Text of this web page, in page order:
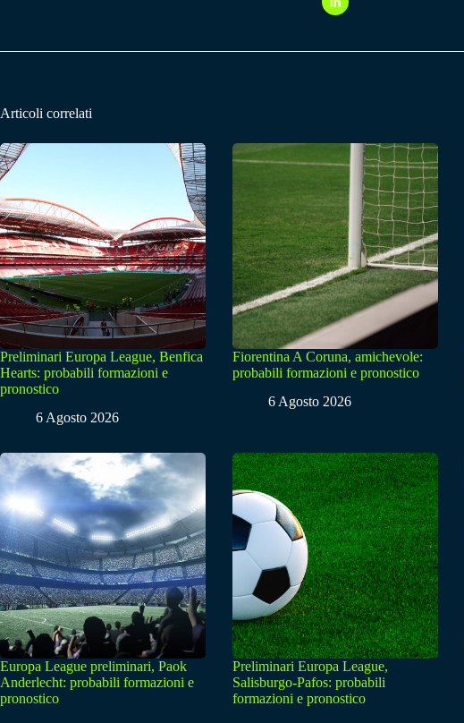
Articoli correlati
Preliminari Europa League, Benfica
Hearts: probabili formazioni e
pronostico
6 Agosto 2026
Fiorentina A Coruna, amichevole:
probabili formazioni e pronostico
6 Agosto 2026
Europa League preliminari, Paok
Anderlecht: probabili formazioni e
pronostico
Preliminari Europa League,
Salisburgo-Pafos: probabili
formazioni e pronostico